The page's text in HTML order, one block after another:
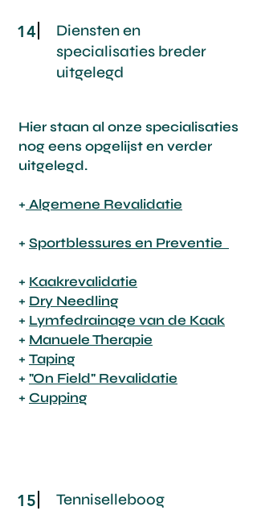
14
Diensten en
specialisaties breder
uitgelegd
Hier staan al onze specialisaties
nog eens opgelijst en verder
uitgelegd.
+ Algemene Revalidatie
+ Sportblessures en Preventie
+ Kaakrevalidatie
+ Dry Needling
+ Lymfedrainage van de Kaak
+ Manuele Therapie
+ Taping
+ "On Field" Revalidatie
+ Cupping
15 Tenniselleboog